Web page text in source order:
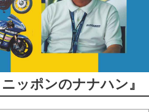
ッポンのナナハン』